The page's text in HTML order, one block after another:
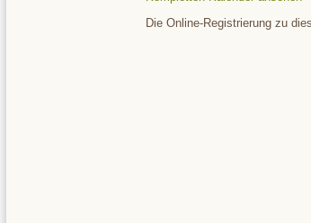
Die Online-Registrierung zu